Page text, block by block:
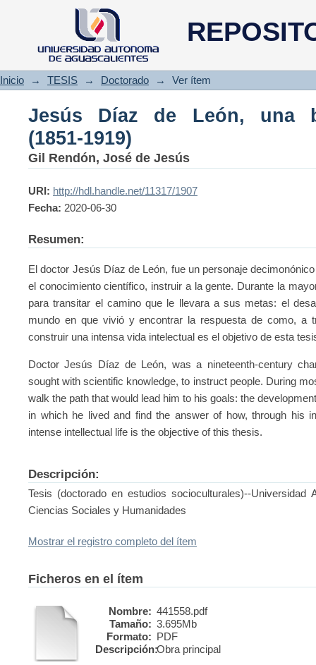
Jesús Díaz de León, una
Inicio → TESIS → Doctorado → Ver ítem
Jesús Díaz de León, una
(1851-1919)
Gil Rendón, José de Jesús
URI: http://hdl.handle.net/11317/1907
Fecha: 2020-06-30
Resumen:
El doctor Jesús Díaz de León, fue un personaje
el conocimiento científico, instruir a la gente. Durante la
para transitar el camino que le llevara a sus metas: el
mundo en que vivió y encontrar la respuesta de como, a
construir una intensa vida intelectual es el objetivo de esta
Doctor Jesús Díaz de León, was a nineteenth-century
sought with scientific knowledge, to instruct people. During
walk the path that would lead him to his goals: the
in which he lived and find the answer of how, through his
intense intellectual life is the objective of this thesis.
Descripción:
Tesis (doctorado en estudios socioculturales)--Universidad
Ciencias Sociales y Humanidades
Mostrar el registro completo del ítem
Ficheros en el ítem
Nombre: 441558.pdf
Tamaño: 3.695Mb
Formato: PDF
Descripción:Obra principal